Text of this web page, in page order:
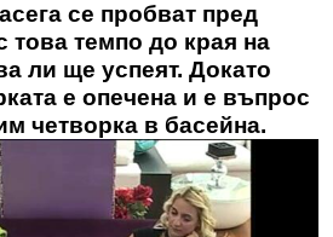
се пробват пред
това темпо до края на
ли ще успеят. Докато
е опечена и е въпрос
четворка в басейна.